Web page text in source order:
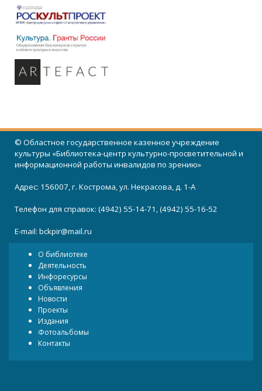
© Областное государственное казенное учреждение
культуры «Библиотека-центр культурно-просветительной и
информационной работы инвалидов по зрению»
Адрес: 156007, г. Кострома, ул. Некрасова, д. 1-А
Телефон для справок: (4942) 55-14-71, (4942) 55-16-52
E-mail: bckpir@mail.ru
О библиотеке
Деятельность
Инфоресурсы
Объявления
Новости
Проекты
Издания
Фотоальбомы
Контакты